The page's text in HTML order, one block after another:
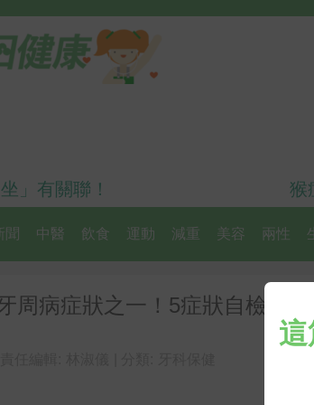
」有關聯！ 猴
聞 中醫 飲食 運動 減重 美容 兩性
周病症狀之一！5症狀自檢免得